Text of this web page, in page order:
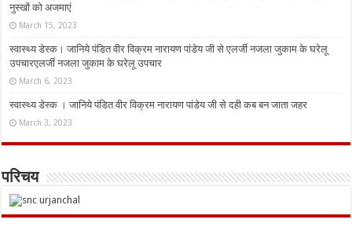
नुस्‍खों को अजमाएं
March 15, 2023
स्वास्थ्य डेस्क। जानिये पंडित वीर विक्रम नारायण पांडेय जी से एलर्जी नजला जुकाम के घरेलू
उपचारएलर्जी नजला जुकाम के घरेलू उपचार
March 6, 2023
स्वास्थ्य डेस्क । जानिये पंडित वीर विक्रम नारायण पांडेय जी से दही कब बन जाता जहर
March 3, 2023
परिचय